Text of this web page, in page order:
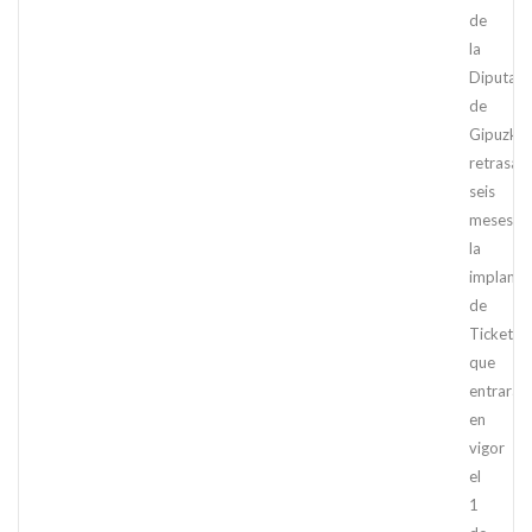
de
la
de
retrasa
seis
meses
la
de
que
entrará
en
vigor
el
1